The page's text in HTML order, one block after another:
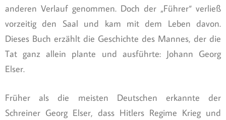
anderen Verlauf genommen. Doch der „Führer“ verließ
vorzeitig den Saal und kam mit dem Leben davon.
Dieses Buch erzählt die Geschichte des Mannes, der die
Tat ganz allein plante und ausführte: Johann Georg
Elser.
Früher als die meisten Deutschen erkannte der
Schreiner Georg Elser, dass Hitlers Regime Krieg und